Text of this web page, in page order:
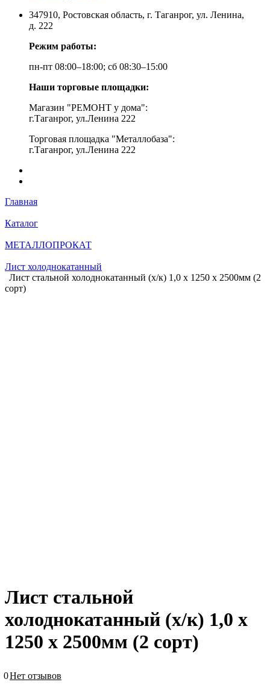
347910, Ростовская область, г. Таганрог, ул. Ленина,
д. 222
Режим работы:
пн-пт 08:00–18:00; сб 08:30–15:00
Наши торговые площадки:
Магазин "РЕМОНТ у дома":
г.Таганрог, ул.Ленина 222
Торговая площадка "Металлобаза":
г.Таганрог, ул.Ленина 222
Главная
Каталог
МЕТАЛЛОПРОКАТ
Лист холоднокатанный
Лист стальной холоднокатанный (х/к) 1,0 х 1250 х 2500мм (2
сорт)
Лист стальной
холоднокатанный (х/к) 1,0 х
1250 х 2500мм (2 сорт)
0Нет отзывов